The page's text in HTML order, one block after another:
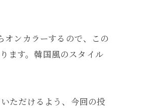
ンカラーするので、この
ます。韓国風のスタイル
ただけるよう、今回の投